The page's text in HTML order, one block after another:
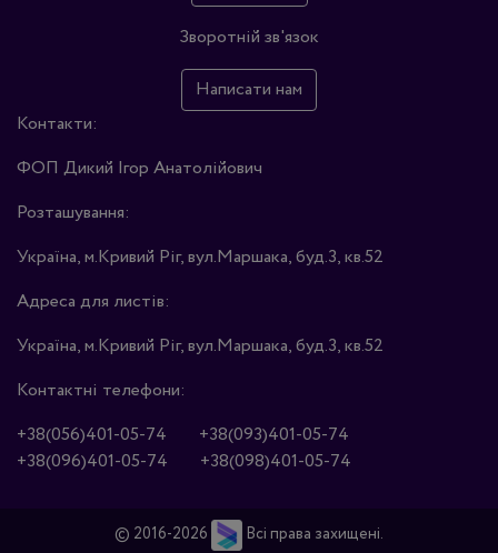
Зворотній зв'язок
Написати нам
Контакти:
ФОП Дикий Ігор Анатолійович
Розташування:
Україна, м.Кривий Ріг, вул.Маршака, буд.3, кв.52
Адреса для листів:
Україна, м.Кривий Ріг, вул.Маршака, буд.3, кв.52
Контактні телефони:
+38(056)401-05-74
+38(093)401-05-74
+38(096)401-05-74
+38(098)401-05-74
© 2016-2026 Всі права захищені.